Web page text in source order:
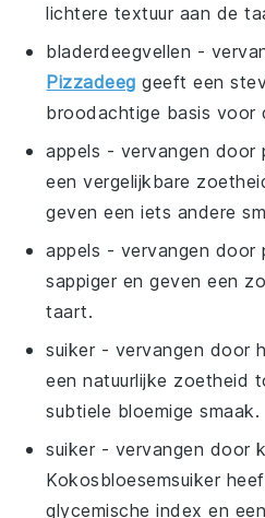
lichtere textuur aan de
bladerdeegvellen -
Pizzadeeg geeft een
broodachtige basis voor
appels - vervangen door
een vergelijkbare
geven een iets andere
appels - vervangen door
sappiger en geven een
taart.
suiker - vervangen door
een natuurlijke zoetheid
subtiele bloemige smaak.
suiker - vervangen door
Kokosbloesemsuiker
glycemische index en